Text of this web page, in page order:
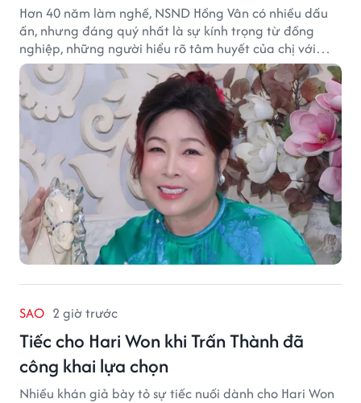
Hơn 40 năm làm nghề, NSND Hồng Vân có nhiều dấu
ấn, nhưng đáng quý nhất là sự kính trọng từ đồng
nghiệp, những người hiểu rõ tâm huyết của chị với
nghệ thuật.
SAO 2 giờ trước
Tiếc cho Hari Won khi Trấn Thành đã
công khai lựa chọn
Nhiều khán giả bày tỏ sự tiếc nuối dành cho Hari Won